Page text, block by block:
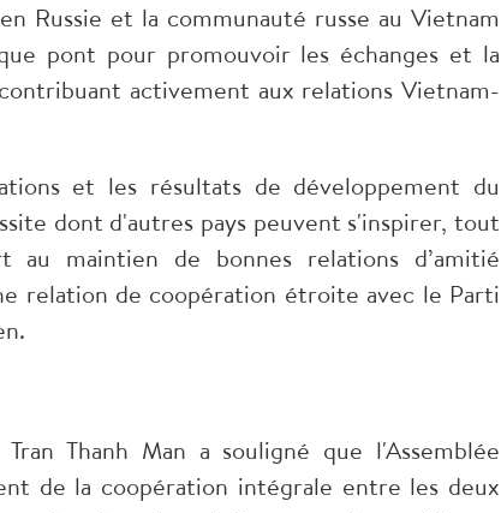
Russie et la communauté russe au Vietnam
pont pour promouvoir les échanges et la
activement aux relations Vietnam-
et les résultats de développement du
dont d'autres pays peuvent s'inspirer, tout
maintien de bonnes relations d’amitié
relation de coopération étroite avec le Parti
Thanh Man a souligné que l'Assemblée
de la coopération intégrale entre les deux